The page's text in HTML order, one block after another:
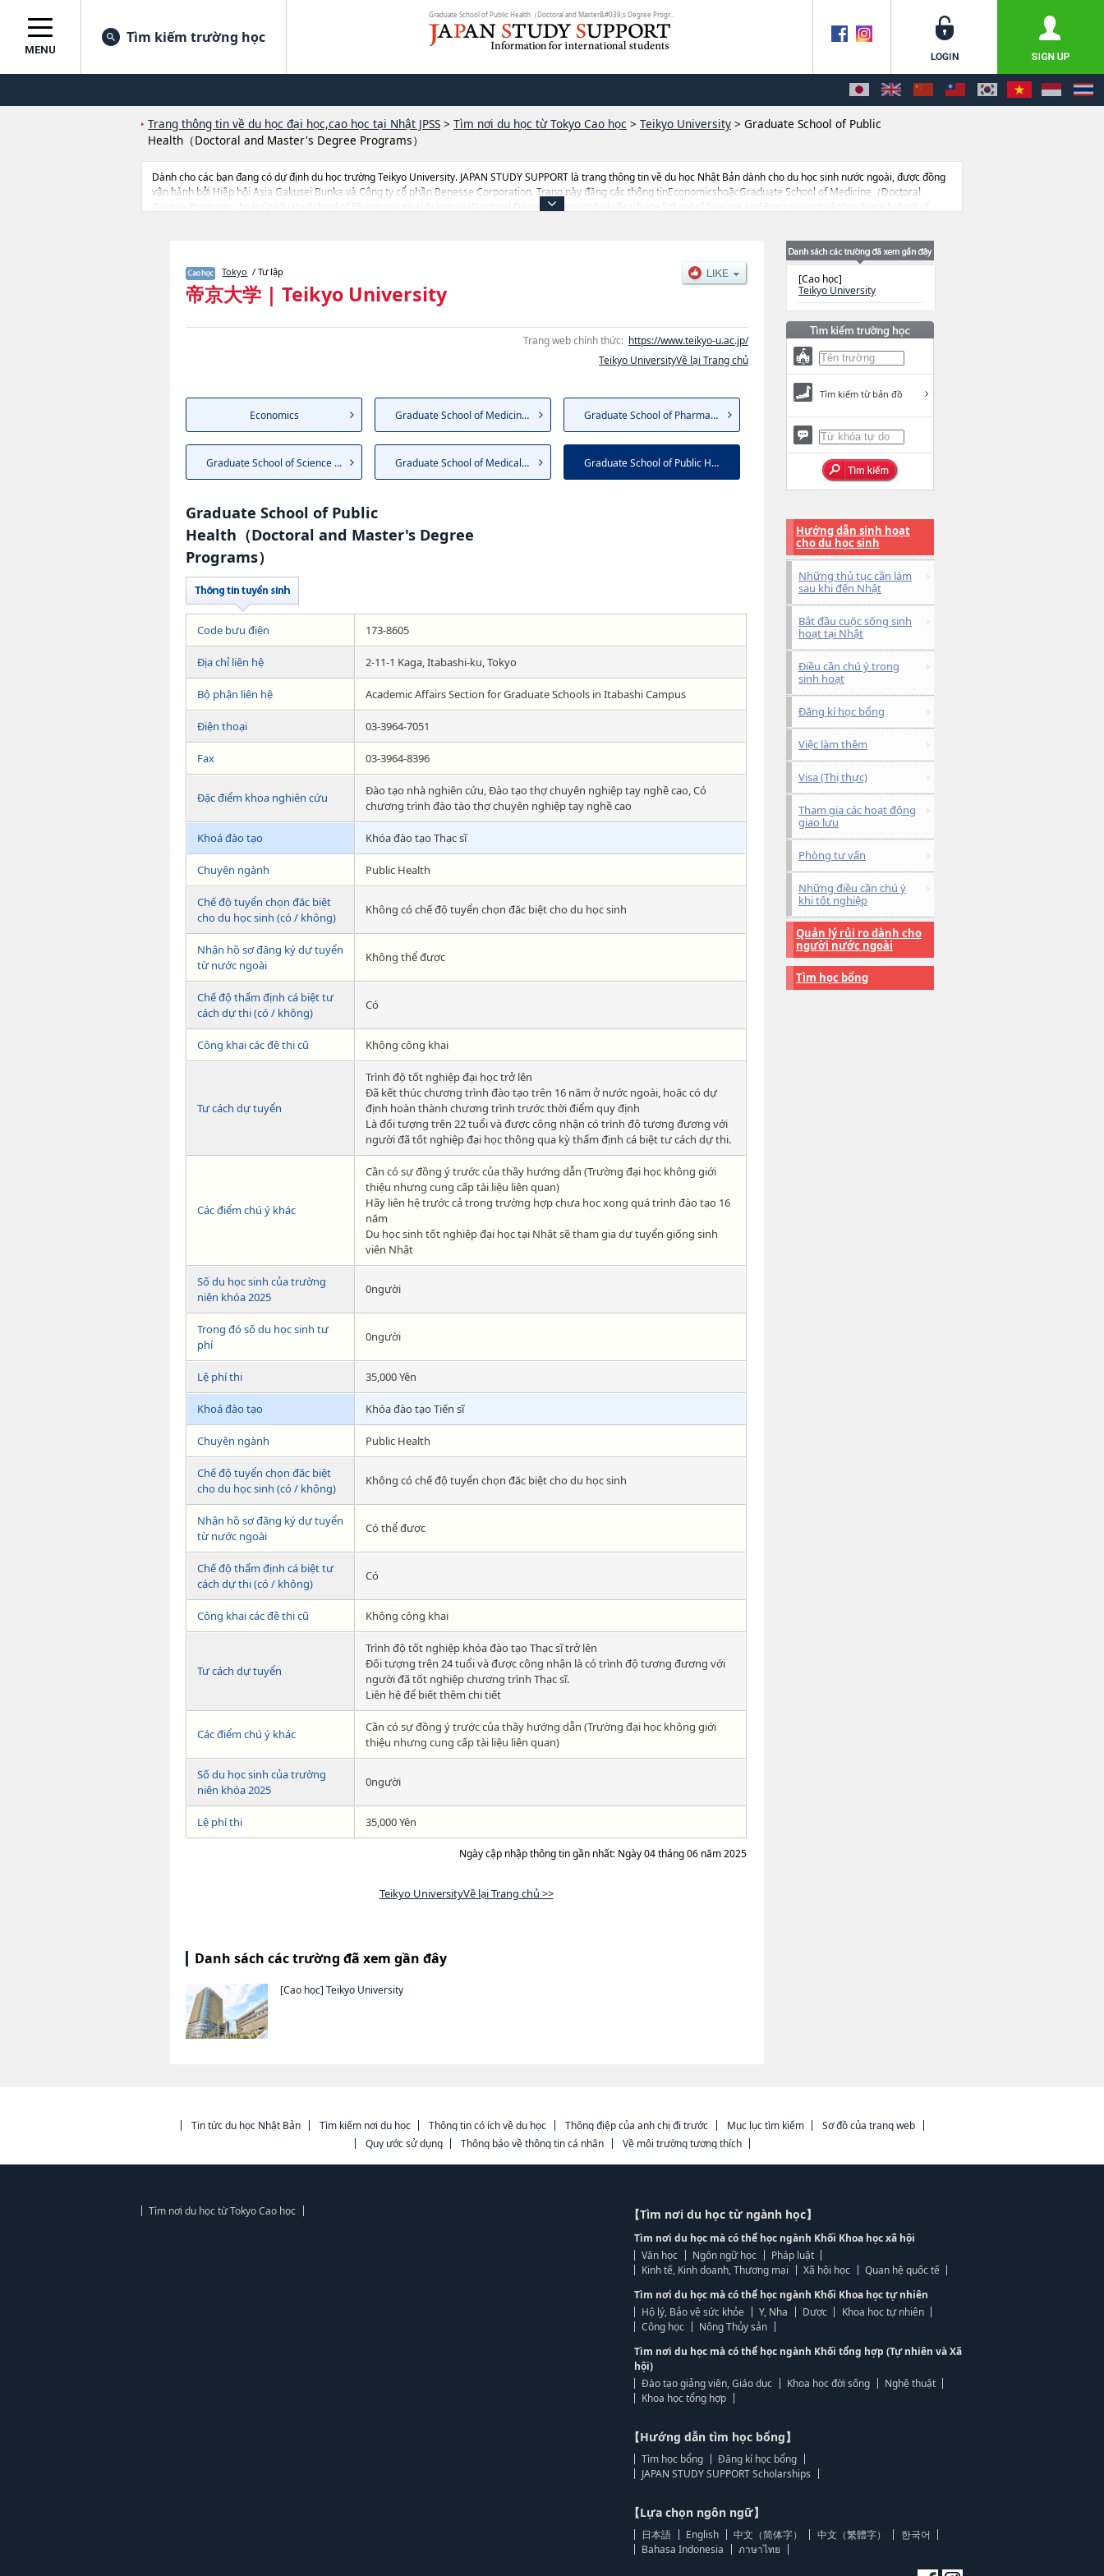
Graduate School of Public Health（Doctoral and Master&#039;s Degree Progr...
MENU
Tìm kiếm trường học
Trang thông tin về du học đại học,cao học tại Nhật JPSS > Tìm nơi du học từ Tokyo Cao học > Teikyo University > Graduate School of Public
Health（Doctoral and Master's Degree Programs）
Dành cho các bạn đang có dự định du học trường Teikyo University. JAPAN STUDY SUPPORT là trang thông tin về du học Nhật Bản dành cho du học sinh nước ngoài, được đồng
vận hành bởi Hiệp hội Asia Gakusei Bunka và Công ty cổ phần Benesse Corporation. Trang này đăng các thông tinEconomicshoặcGraduate School of Medicine（Doctoral
Degree Program）hoặcGraduate School of Pharmaceutical Sciences (Doctoral Degree Program)hoặcGraduate School of Science and EngineeringhoặcGraduate School of
Tokyo / Tư lập
帝京大学 | Teikyo University
Trang web chính thức: https://www.teikyo-u.ac.jp/
Teikyo UniversityVề lại Trang chủ
Economics Graduate School of Medicine（... Graduate School of Pharmaceut...
Graduate School of Science an... Graduate School of Medical Ca... Graduate School of Public Hea...
Graduate School of Public
Health（Doctoral and Master's Degree
Programs）
Code bưu điện 173-8605
Địa chỉ liên hệ 2-11-1 Kaga, Itabashi-ku, Tokyo
Bộ phận liên hệ Academic Affairs Section for Graduate Schools in Itabashi Campus
Điện thoại 03-3964-7051
Fax 03-3964-8396
Đặc điểm khoa nghiên cứu
Đào tạo nhà nghiên cứu, Đào tạo thợ chuyên nghiệp tay nghề cao, Có
chương trình đào tào thợ chuyên nghiệp tay nghề cao
Khoá đào tạo Khóa đào tạo Thạc sĩ
Chuyên ngành Public Health
Chế độ tuyển chọn đăc biệt
cho du học sinh (có / không)
Không có chế độ tuyển chọn đăc biệt cho du học sinh
Nhận hồ sơ đăng ký dự tuyển
từ nước ngoài
Không thể được
Chế độ thẩm định cá biệt tư
cách dự thi (có / không)
Có
Công khai các đề thi cũ Không công khai
Tư cách dự tuyển
Trình độ tốt nghiệp đại học trở lên
Đã kết thúc chương trình đào tạo trên 16 năm ở nước ngoài, hoặc có dự
định hoàn thành chương trình trước thời điểm quy định
Là đối tượng trên 22 tuổi và được công nhận có trình độ tương đương với
người đã tốt nghiệp đại học thông qua kỳ thẩm định cá biệt tư cách dự thi.
Các điểm chú ý khác
Cần có sự đồng ý trước của thầy hướng dẫn (Trường đại học không giới
thiệu nhưng cung cấp tài liệu liên quan)
Hãy liên hệ trước cả trong trường hợp chưa học xong quá trình đào tạo 16
năm
Du học sinh tốt nghiệp đại học tại Nhật sẽ tham gia dự tuyển giống sinh
viên Nhật
Số du học sinh của trường
niên khóa 2025
0người
Trong đó số du học sinh tư
phí
0người
Lệ phí thi 35,000 Yên
Khoá đào tạo Khóa đào tạo Tiến sĩ
Chuyên ngành Public Health
Chế độ tuyển chọn đăc biệt
cho du học sinh (có / không)
Không có chế độ tuyển chọn đăc biệt cho du học sinh
Nhận hồ sơ đăng ký dự tuyển
từ nước ngoài
Có thể được
Chế độ thẩm định cá biệt tư
cách dự thi (có / không)
Có
Công khai các đề thi cũ Không công khai
Tư cách dự tuyển
Trình độ tốt nghiệp khóa đào tạo Thạc sĩ trở lên
Đối tượng trên 24 tuổi và được công nhận là có trình độ tương đương với
người đã tốt nghiệp chương trình Thạc sĩ.
Liên hệ để biết thêm chi tiết
Các điểm chú ý khác
Cần có sự đồng ý trước của thầy hướng dẫn (Trường đại học không giới
thiệu nhưng cung cấp tài liệu liên quan)
Số du học sinh của trường
niên khóa 2025
0người
Lệ phí thi 35,000 Yên
Ngày cập nhập thông tin gần nhất: Ngày 04 tháng 06 năm 2025
Teikyo UniversityVề lại Trang chủ >>
Danh sách các trường đã xem gần đây
[Cao học] Teikyo University
[Cao học]
Teikyo University
Tìm kiếm từ bản đồ
Hướng dẫn sinh hoạt
cho du học sinh
Những thủ tục cần làm
sau khi đến Nhật
Bắt đầu cuộc sống sinh
hoạt tại Nhật
Điều cần chú ý trong
sinh hoạt
Đăng kí học bổng
Việc làm thêm
Visa (Thị thực)
Tham gia các hoạt động
giao lưu
Phòng tư vấn
Những điều cần chú ý
khi tốt nghiệp
Quản lý rủi ro dành cho
người nước ngoài
Tìm học bổng
Tin tức du học Nhật Bản Tìm kiếm nơi du học Thông tin có ích về du học Thông điệp của anh chị đi trước Mục lục tìm kiếm
Sơ đồ của trang web
Quy ước sử dụng
Thông báo về thông tin cá nhân Về môi trường tương thích
Tìm nơi du học từ Tokyo Cao học 【Tìm nơi du học từ ngành học】
Tìm nơi du học mà có thể học ngành Khối Khoa học xã hội
Văn học
Ngôn ngữ học
Pháp luật
Kinh tế, Kinh doanh, Thương mại
Xã hội học
Quan hệ quốc tế
Tìm nơi du học mà có thể học ngành Khối Khoa học tự nhiên
Hộ lý, Bảo vệ sức khỏe
Y, Nha Dược
Khoa học tự nhiên
Công học
Nông Thủy sản
Tìm nơi du học mà có thể học ngành Khối tổng hợp (Tự nhiên và Xã
hội)
Đào tạo giảng viên, Giáo dục
Khoa học đời sống
Nghệ thuật
Khoa học tổng hợp
【Hướng dẫn tìm học bổng】
Tìm học bổng
Đăng kí học bổng
JAPAN STUDY SUPPORT Scholarships
【Lựa chọn ngôn ngữ】
日本語 English 中文（简体字） 中文（繁體字）
한국어
Bahasa Indonesia
ภาษาไทย